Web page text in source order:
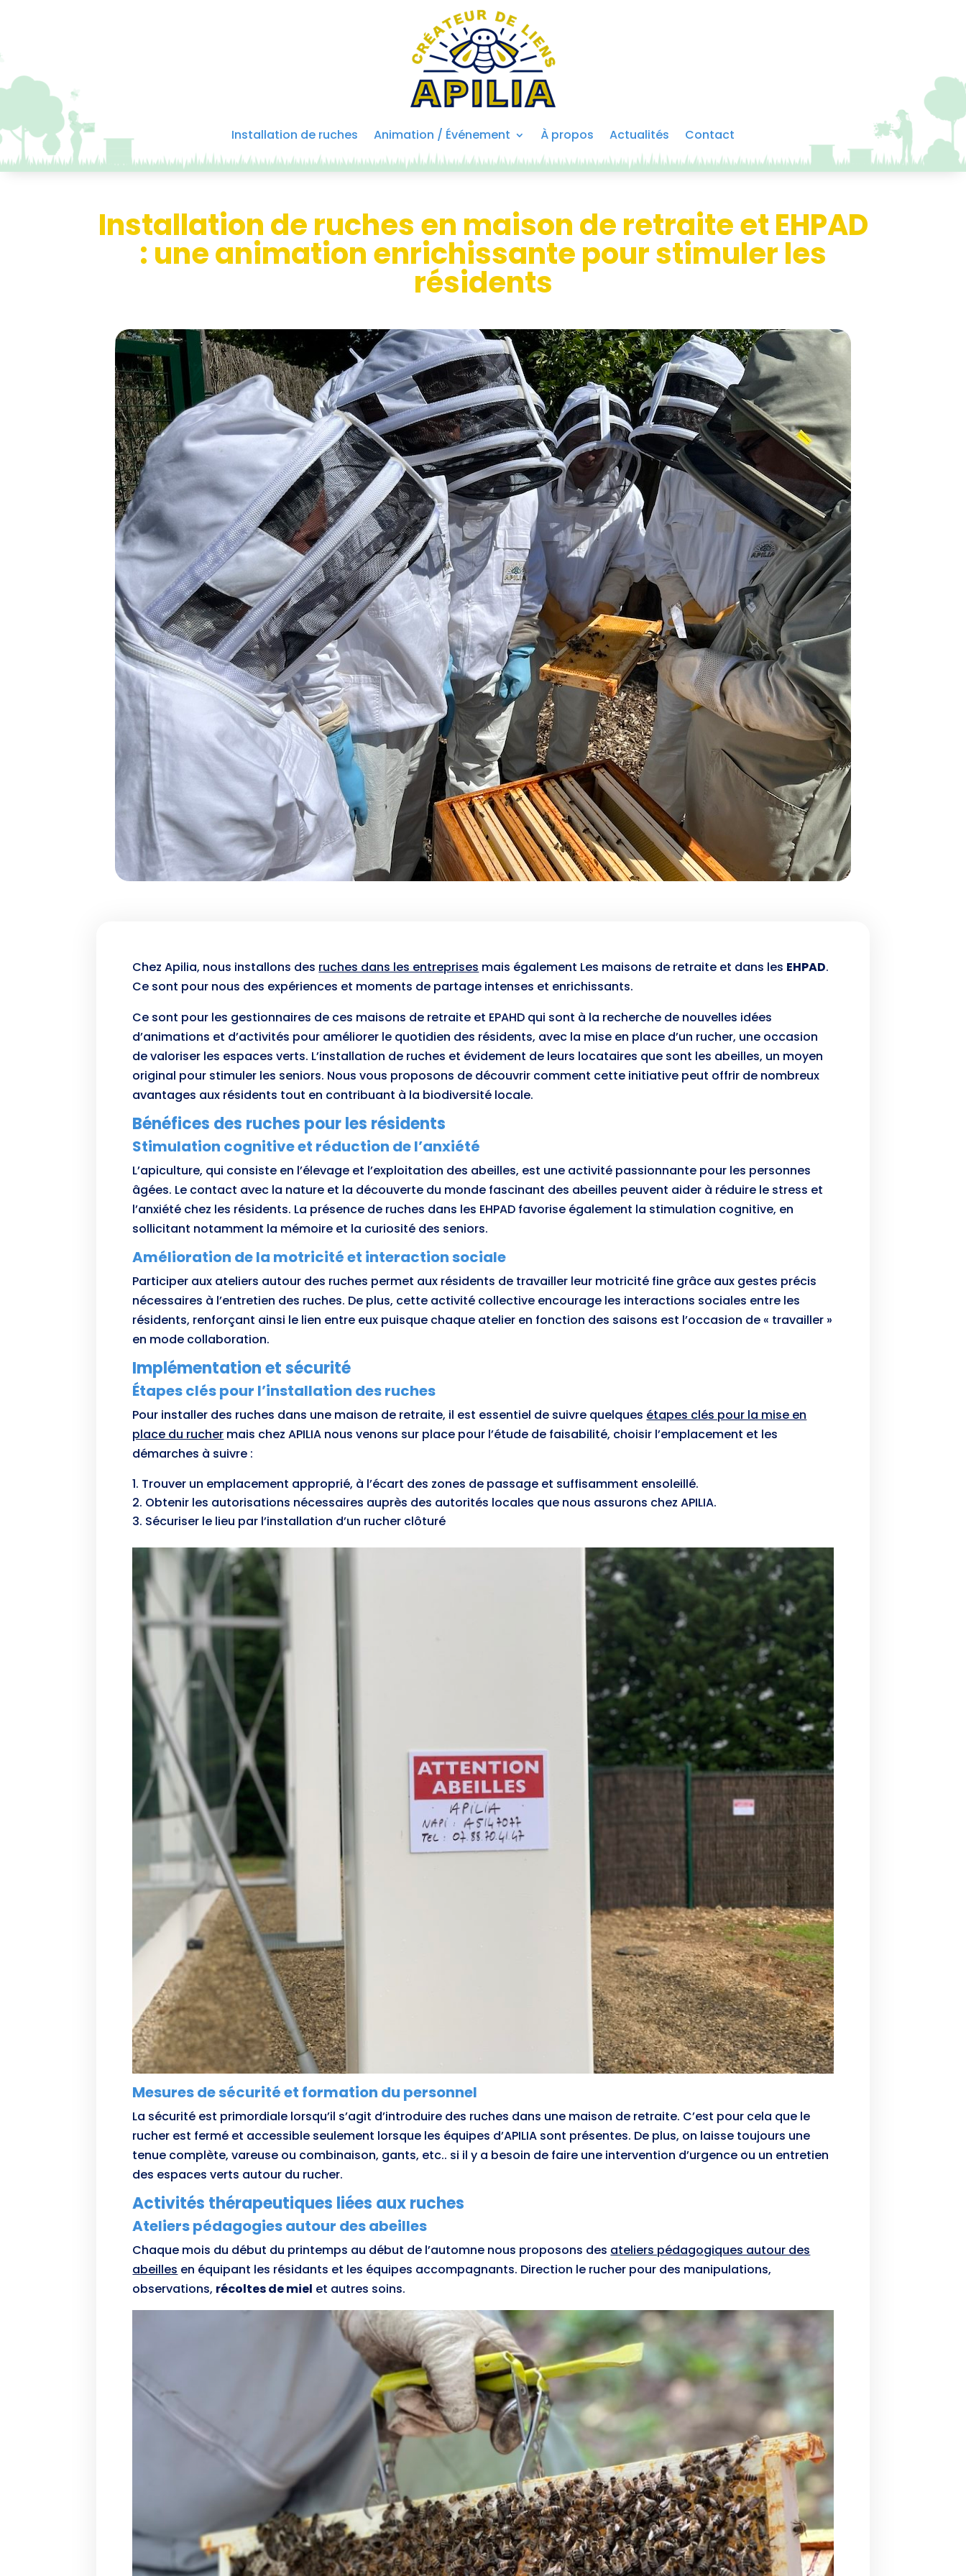
Installation de ruches Animation / Événement À propos Actualités Contact
Installation de ruches en maison de retraite et EHPAD
: une animation enrichissante pour stimuler les
résidents
Chez Apilia, nous installons des ruches dans les entreprises mais également Les maisons de retraite et dans les EHPAD.
Ce sont pour nous des expériences et moments de partage intenses et enrichissants.
Ce sont pour les gestionnaires de ces maisons de retraite et EPAHD qui sont à la recherche de nouvelles idées
d’animations et d’activités pour améliorer le quotidien des résidents, avec la mise en place d’un rucher, une occasion
de valoriser les espaces verts. L’installation de ruches et évidement de leurs locataires que sont les abeilles, un moyen
original pour stimuler les seniors. Nous vous proposons de découvrir comment cette initiative peut offrir de nombreux
avantages aux résidents tout en contribuant à la biodiversité locale.
Bénéfices des ruches pour les résidents
Stimulation cognitive et réduction de l’anxiété
L’apiculture, qui consiste en l’élevage et l’exploitation des abeilles, est une activité passionnante pour les personnes
âgées. Le contact avec la nature et la découverte du monde fascinant des abeilles peuvent aider à réduire le stress et
l’anxiété chez les résidents. La présence de ruches dans les EHPAD favorise également la stimulation cognitive, en
sollicitant notamment la mémoire et la curiosité des seniors.
Amélioration de la motricité et interaction sociale
Participer aux ateliers autour des ruches permet aux résidents de travailler leur motricité fine grâce aux gestes précis
nécessaires à l’entretien des ruches. De plus, cette activité collective encourage les interactions sociales entre les
résidents, renforçant ainsi le lien entre eux puisque chaque atelier en fonction des saisons est l’occasion de « travailler »
en mode collaboration.
Implémentation et sécurité
Étapes clés pour l’installation des ruches
Pour installer des ruches dans une maison de retraite, il est essentiel de suivre quelques étapes clés pour la mise en
place du rucher mais chez APILIA nous venons sur place pour l’étude de faisabilité, choisir l’emplacement et les
démarches à suivre :
Trouver un emplacement approprié, à l’écart des zones de passage et suffisamment ensoleillé.
Obtenir les autorisations nécessaires auprès des autorités locales que nous assurons chez APILIA.
Sécuriser le lieu par l’installation d’un rucher clôturé
Mesures de sécurité et formation du personnel
La sécurité est primordiale lorsqu’il s’agit d’introduire des ruches dans une maison de retraite. C’est pour cela que le
rucher est fermé et accessible seulement lorsque les équipes d’APILIA sont présentes. De plus, on laisse toujours une
tenue complète, vareuse ou combinaison, gants, etc.. si il y a besoin de faire une intervention d’urgence ou un entretien
des espaces verts autour du rucher.
Activités thérapeutiques liées aux ruches
Ateliers pédagogies autour des abeilles
Chaque mois du début du printemps au début de l’automne nous proposons des ateliers pédagogiques autour des
abeilles en équipant les résidants et les équipes accompagnants. Direction le rucher pour des manipulations,
observations, récoltes de miel et autres soins.